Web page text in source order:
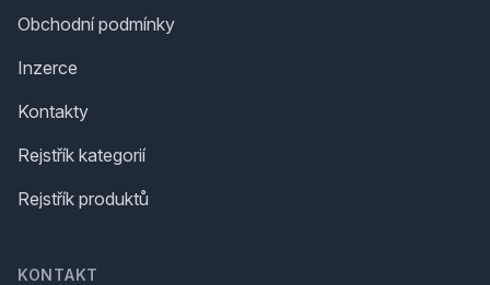
Obchodní podmínky
Inzerce
Kontakty
Rejstřík kategorií
Rejstřík produktů
KONTAKT